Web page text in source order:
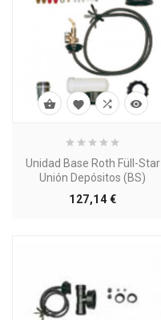
Unidad Base Roth Füll-Star
Unión Depósitos (BS)
127,14 €Precio
   